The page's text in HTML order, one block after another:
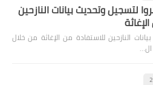
لتسجيل وتحديث بيانات النازحين
النازحين للاستفادة من الإغاثة من خلال
ال…